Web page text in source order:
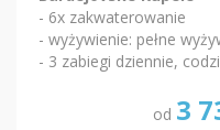
- 6x zakwaterowanie
- wyżywienie: pełne
- 3 zabiegi dziennie,
od 3